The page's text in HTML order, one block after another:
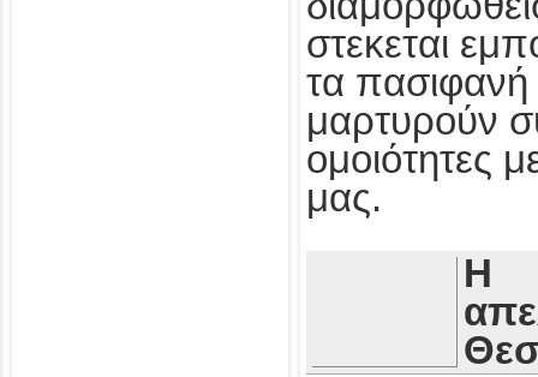
στεκεται
τα πασιφανή
μαρτυρούν
ομοιότητες
μας.
Η